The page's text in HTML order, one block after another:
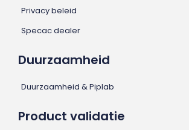
Privacy beleid
Specac dealer
Duurzaamheid
Duurzaamheid & Piplab
Product validatie